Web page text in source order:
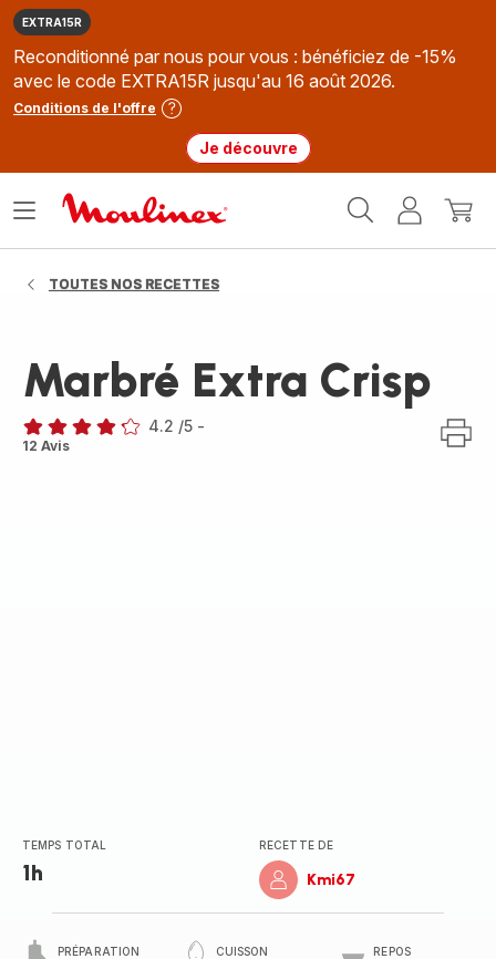
EXTRA15R
Reconditionné par nous pour vous : bénéficiez de -15%
avec le code EXTRA15R jusqu'au 16 août 2026.
Conditions de l'offre
Je découvre
MonMon
Ouvrir
TOUTES NOS RECETTES
Marbré Extra Crisp
ratings.4.2
4.2 /5 -
12 Avis
TEMPS TOTAL
1h
RECETTE DE
Kmi67
PRÉPARATION CUISSON REPOS